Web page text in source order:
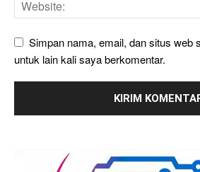
Simpan nama, email, dan situs web
untuk lain kali saya berkomentar.